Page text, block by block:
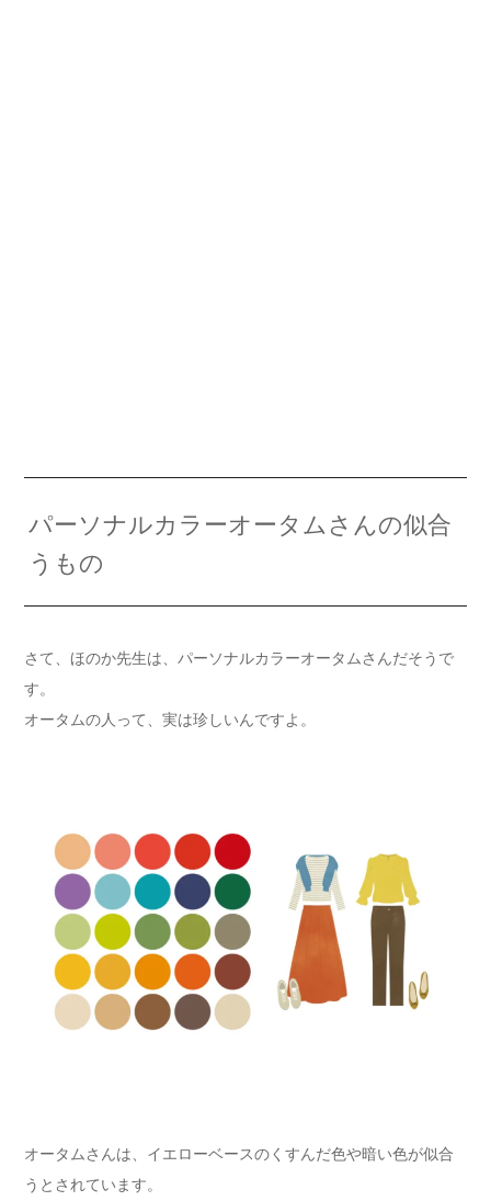
パーソナルカラーオータムさんの似合
うもの
さて、ほのか先生は、パーソナルカラーオータムさんだそうで
す。
オータムの人って、実は珍しいんですよ。
オータムさんは、イエローベースのくすんだ色や暗い色が似合
うとされています。